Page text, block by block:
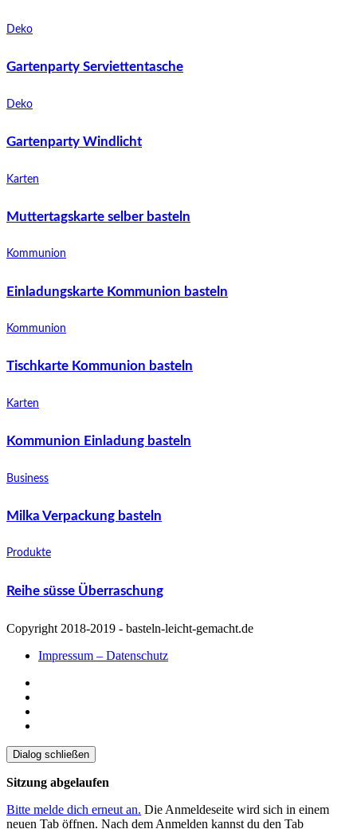
Deko
Gartenparty Serviettentasche
Deko
Gartenparty Windlicht
Karten
Muttertagskarte selber basteln
Kommunion
Einladungskarte Kommunion basteln
Kommunion
Tischkarte Kommunion basteln
Karten
Kommunion Einladung basteln
Business
Milka Verpackung basteln
Produkte
Reihe süsse Überraschung
Copyright 2018-2019 - basteln-leicht-gemacht.de
Impressum – Datenschutz
Dialog schließen
Sitzung abgelaufen
Bitte melde dich erneut an. Die Anmeldeseite wird sich in einem
neuen Tab öffnen. Nach dem Anmelden kannst du den Tab